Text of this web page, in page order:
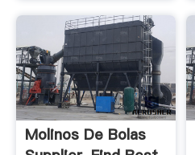
Molinos De Bolas